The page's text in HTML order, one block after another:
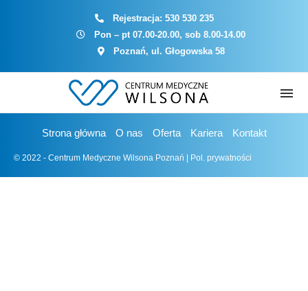
Rejestracja: 530 530 235
Pon – pt 07.00-20.00, sob 8.00-14.00
Poznań, ul. Głogowska 58
Strona główna O nas Oferta Kariera Kontakt
© 2022 - Centrum Medyczne Wilsona Poznań | Pol. prywatności